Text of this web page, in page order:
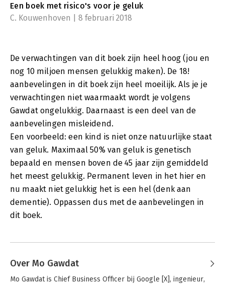
Een boek met risico's voor je geluk
C. Kouwenhoven | 8 februari 2018
De verwachtingen van dit boek zijn heel hoog (jou en
nog 10 miljoen mensen gelukkig maken). De 18!
aanbevelingen in dit boek zijn heel moeilijk. Als je je
verwachtingen niet waarmaakt wordt je volgens
Gawdat ongelukkig. Daarnaast is een deel van de
aanbevelingen misleidend.
Een voorbeeld: een kind is niet onze natuurlijke staat
van geluk. Maximaal 50% van geluk is genetisch
bepaald en mensen boven de 45 jaar zijn gemiddeld
het meest gelukkig. Permanent leven in het hier en
nu maakt niet gelukkig het is een hel (denk aan
dementie). Oppassen dus met de aanbevelingen in
dit boek.
Over Mo Gawdat
Mo Gawdat is Chief Business Officer bij Google [X], ingenieur,